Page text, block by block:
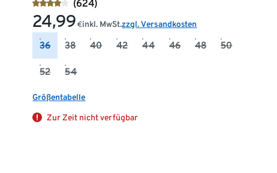
(624)
24,99 €inkl. MwSt.zzgl. Versandkosten
36 38 40 42 44 46 48 50
52 54
Größentabelle
Zur Zeit nicht verfügbar